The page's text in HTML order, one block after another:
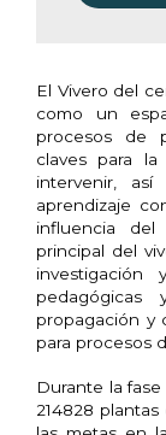
El Vivero del
como un
procesos de
claves para
intervenir,
aprendizaje
influencia
principal del
investigación
propagación y
para procesos
Durante la
214828